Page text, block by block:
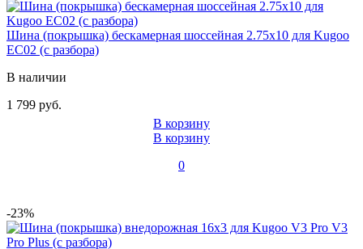
Шина (покрышка) бескамерная шоссейная 2.75x10 для Kugoo
EC02 (с разбора)
В наличии
1 799 руб.
В корзину
В корзину
0
-23%